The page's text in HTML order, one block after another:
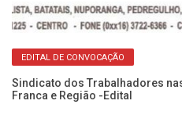
EDITAL DE CONVOCAÇÃO
Sindicato dos Trabalhadores
Franca e Região -Edital